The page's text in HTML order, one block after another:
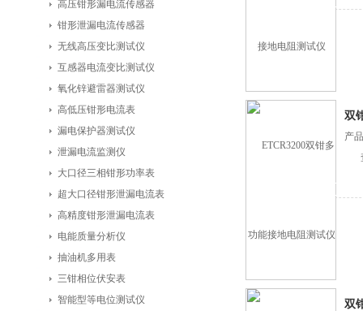
高压钳形漏电流传感器
钳形泄漏电流传感器
无线高压变比测试仪
互感器电流变比测试仪
氧化锌避雷器测试仪
高低压钳形电流表
漏电保护器测试仪
泄漏电流监测仪
大口径三相钳形功率表
超大口径钳形泄漏电流表
高精度钳形泄漏电流表
电能质量分析仪
抽油机多用表
三钳相位伏安表
智能型等电位测试仪
双
产
双